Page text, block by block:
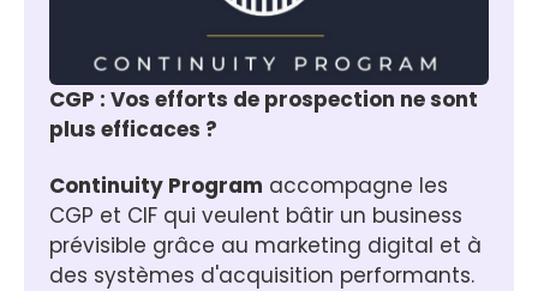
CGP : Vos efforts de prospection ne sont
plus efficaces ?
Continuity Program accompagne les
CGP et CIF qui veulent bâtir un business
prévisible grâce au marketing digital et à
des systèmes d'acquisition performants.